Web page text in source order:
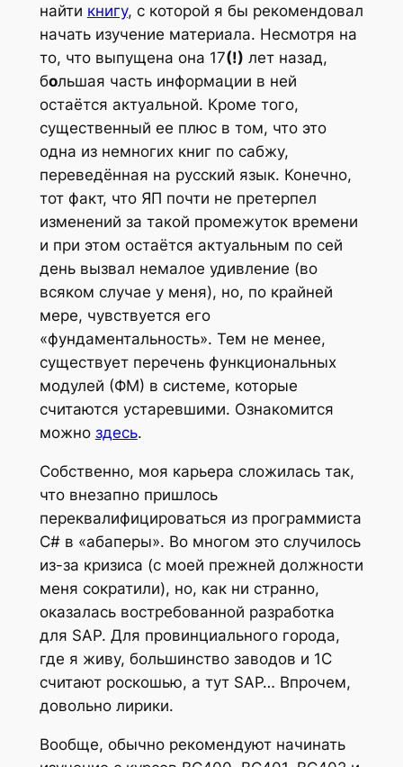
найти книгу, с которой я бы рекомендовал
начать изучение материала. Несмотря на
то, что выпущена она 17(!) лет назад,
большая часть информации в ней
остаётся актуальной. Кроме того,
существенный ее плюс в том, что это
одна из немногих книг по сабжу,
переведённая на русский язык. Конечно,
тот факт, что ЯП почти не претерпел
изменений за такой промежуток времени
и при этом остаётся актуальным по сей
день вызвал немалое удивление (во
всяком случае у меня), но, по крайней
мере, чувствуется его
«фундаментальность». Тем не менее,
существует перечень функциональных
модулей (ФМ) в системе, которые
считаются устаревшими. Ознакомится
можно здесь.
Собственно, моя карьера сложилась так,
что внезапно пришлось
переквалифицироваться из программиста
C# в «абаперы». Во многом это случилось
из-за кризиса (с моей прежней должности
меня сократили), но, как ни странно,
оказалась востребованной разработка
для SAP. Для провинциального города,
где я живу, большинство заводов и 1С
считают роскошью, а тут SAP… Впрочем,
довольно лирики.
Вообще, обычно рекомендуют начинать